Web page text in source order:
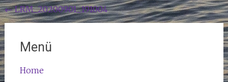
Beitragsnavigation
←LRM_20200901_191004
Menü
Home